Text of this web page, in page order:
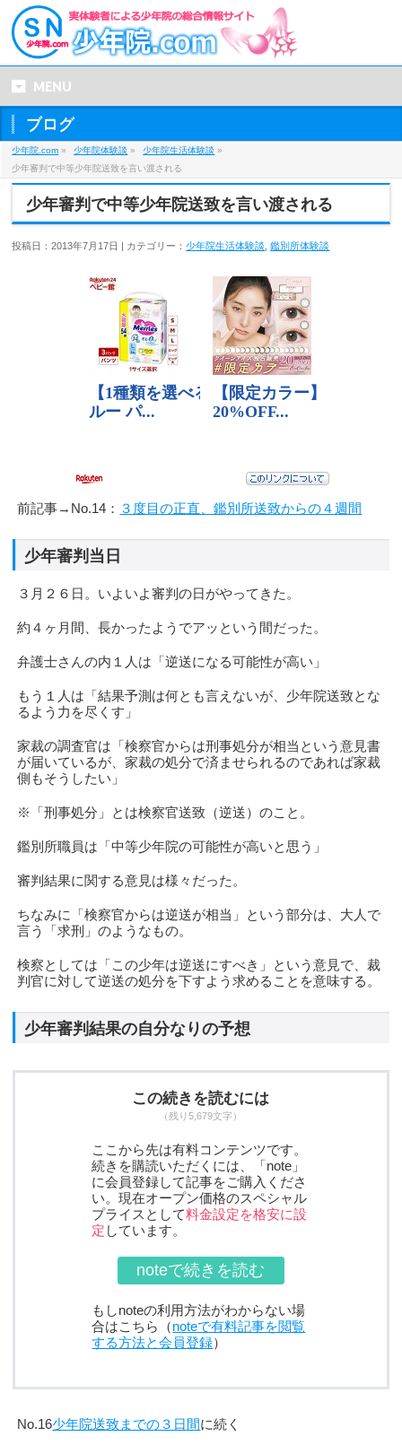
MENU
ブログ
少年院.com » 少年院体験談 » 少年院生活体験談 »
少年審判で中等少年院送致を言い渡される
少年審判で中等少年院送致を言い渡される
投稿日：2013年7月17日 | カテゴリー：少年院生活体験談 ,鑑別所体験談
前記事→No.14： ３度目の正直、鑑別所送致からの４週間
少年審判当日
３月２６日。いよいよ審判の日がやってきた。
約４ヶ月間、長かったようでアッという間だった。
弁護士さんの内１人は「逆送になる可能性が高い」
もう１人は「結果予測は何とも言えないが、少年院送致とな
るよう力を尽くす」
家裁の調査官は「検察官からは刑事処分が相当という意見書
が届いているが、家裁の処分で済ませられるのであれば家裁
側もそうしたい」
※「刑事処分」とは検察官送致（逆送）のこと。
鑑別所職員は「中等少年院の可能性が高いと思う」
審判結果に関する意見は様々だった。
ちなみに「検察官からは逆送が相当」という部分は、大人で
言う「求刑」のようなもの。
検察としては「この少年は逆送にすべき」という意見で、裁
判官に対して逆送の処分を下すよう求めることを意味する。
少年審判結果の自分なりの予想
この続きを読むには
（残り5,679文字）
ここから先は有料コンテンツです。
続きを購読いただくには、「note」
に会員登録して記事をご購入くださ
い。現在オープン価格のスペシャル
プライスとして料金設定を格安に設
定 しています。
noteで続きを読む
もしnoteの利用方法がわからない場
合はこちら（noteで有料記事を閲覧
する方法と会員登録）
No.16少年院送致までの３日間に続く